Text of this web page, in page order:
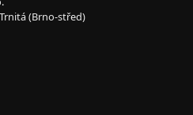
(Brno-střed)